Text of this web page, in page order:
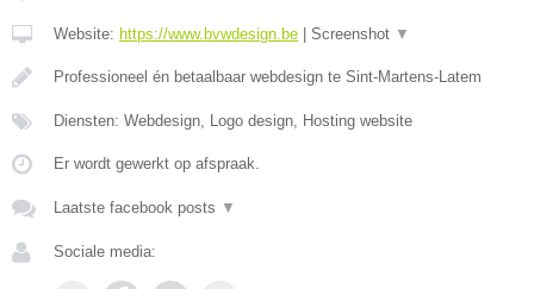
Website: https://www.bvwdesign.be | Screenshot ▼
Professioneel én betaalbaar webdesign te Sint-Martens-Latem
Diensten: Webdesign, Logo design, Hosting website
Er wordt gewerkt op afspraak.
Laatste facebook posts ▼
Sociale media: